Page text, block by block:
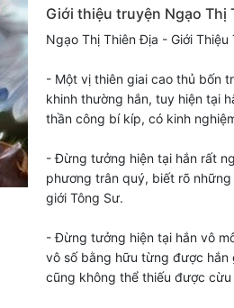
Giới thiệu truyện Ngạo Thị
Ngạo Thị Thiên Địa - Giới Thiệu
- Một vị thiên giai cao thủ bốn
khinh thường hắn, tuy hiện tại
thần công bí kíp, có kinh
- Đừng tưởng hiện tại hắn rất
phương trân quý, biết rõ
giới Tông Sư.
- Đừng tưởng hiện tại hắn vô
vô số bằng hữu từng được hắn
cũng không thể thiếu được cừu